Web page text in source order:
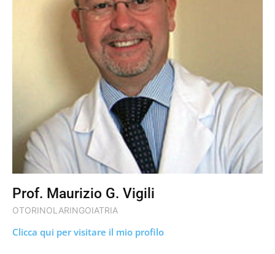
Prof. Maurizio G. Vigili
OTORINOLARINGOIATRIA
Clicca qui per visitare il mio profilo